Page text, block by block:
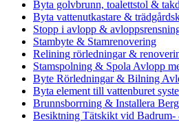
Byta golvbrunn, toalettstol &
Byta vattenutkastare &
Stopp i avlopp &
Stambyte & Stamrenovering
Relining rörledningar &
Stamspolning & Spola Avlopp
Byte Rörledningar & Bilning
Byta element till vattenburet
Brunnsborrning & Installera
Besiktning Tätskikt vid